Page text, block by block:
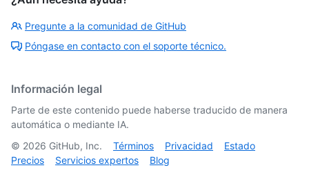
Pregunte a la comunidad de GitHub
Póngase en contacto con el soporte técnico.
Información legal
Parte de este contenido puede haberse traducido de manera
automática o mediante IA.
© 2026 GitHub, Inc. Términos Privacidad
Estado
Precios
Servicios expertos Blog